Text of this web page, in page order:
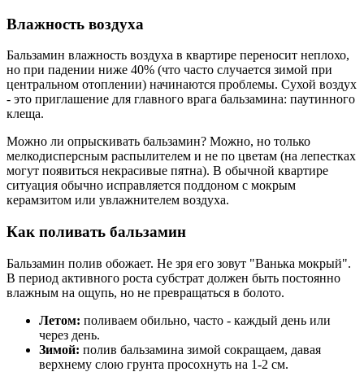
Влажность воздуха
Бальзамин влажность воздуха в квартире переносит неплохо,
но при падении ниже 40% (что часто случается зимой при
центральном отоплении) начинаются проблемы. Сухой воздух
- это приглашение для главного врага бальзамина: паутинного
клеща.
Можно ли опрыскивать бальзамин? Можно, но только
мелкодисперсным распылителем и не по цветам (на лепестках
могут появиться некрасивые пятна). В обычной квартире
ситуация обычно исправляется поддоном с мокрым
керамзитом или увлажнителем воздуха.
Как поливать бальзамин
Бальзамин полив обожает. Не зря его зовут "Ванька мокрый".
В период активного роста субстрат должен быть постоянно
влажным на ощупь, но не превращаться в болото.
Летом: поливаем обильно, часто - каждый день или
через день.
Зимой: полив бальзамина зимой сокращаем, давая
верхнему слою грунта просохнуть на 1-2 см.